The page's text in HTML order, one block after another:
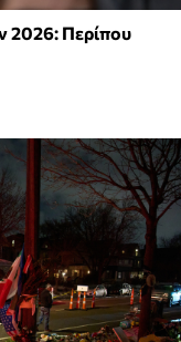
2026: Περίπου